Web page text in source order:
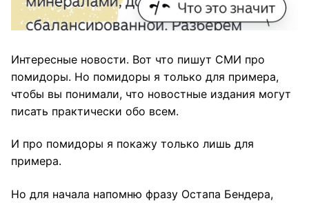
Интересные новости. Вот что пишут СМИ про
помидоры. Но помидоры я только для примера,
чтобы вы понимали, что новостные издания могут
писать практически обо всем.
И про помидоры я покажу только лишь для
примера.
Но для начала напомню фразу Остапа Бендера,